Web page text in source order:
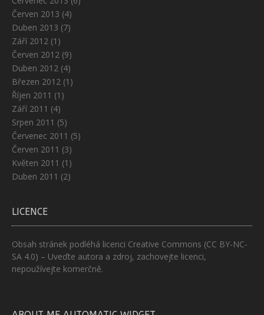
Červen 2013 (4)
Duben 2013 (7)
Září 2012 (1)
Červen 2012 (9)
Duben 2012 (4)
Březen 2012 (1)
Říjen 2011 (1)
Září 2011 (4)
Srpen 2011 (5)
Červenec 2011 (5)
Červen 2011 (3)
Květen 2011 (1)
Duben 2011 (2)
LICENCE
Obsah stránek podléhá licenci Creative Commons (CC BY-NC-
SA 4.0) – Uveďte autora a zdroj, zachovejte licenci,
nepoužívejte komerčně.